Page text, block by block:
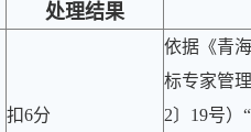
处理结果
扣6分
依据《青
标专家管
2〕19号）